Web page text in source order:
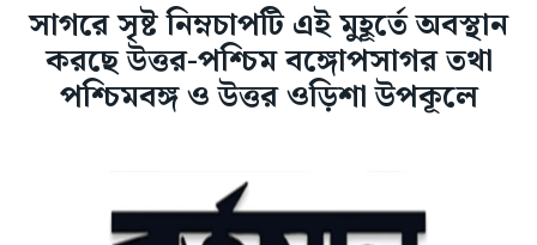
সাগরে সৃষ্ট নিম্নচাপটি এই মুহূর্তে অবস্থান
করছে উত্তর-পশ্চিম বঙ্গোপসাগর তথা
পশ্চিমবঙ্গ ও উত্তর ওড়িশা উপকূলে